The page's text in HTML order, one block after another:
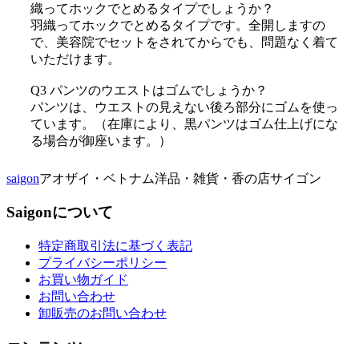
織ってホックでとめるタイプでしょうか？
羽織ってホックでとめるタイプです。全開しますの
で、美容院でセットをされてからでも、問題なく着て
いただけます。
Q3 パンツのウエストはゴムでしょうか？
パンツは、ウエストの見えない後ろ部分にゴムを使っ
ています。（在庫により、黒パンツはゴム仕上げにな
る場合が御座います。）
saigonアオザイ・ベトナム洋品・雑貨・香の店サイゴン
Saigonについて
特定商取引法に基づく表記
プライバシーポリシー
お買い物ガイド
お問い合わせ
卸販売のお問い合わせ